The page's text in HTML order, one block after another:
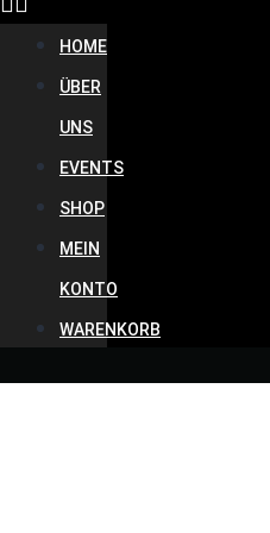
HOME
ÜBER
UNS
EVENTS
SHOP
MEIN
KONTO
WARENKORB